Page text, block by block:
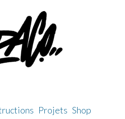
Projets Shop